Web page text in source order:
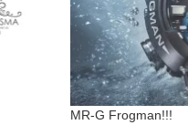
MR-G Frogman!!!